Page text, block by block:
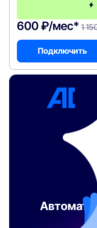
600 ₽/мес* 1
Подключить